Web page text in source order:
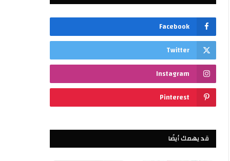
Facebook
Twitter
Instagram
Pinterest
قد يهمك أيضًا